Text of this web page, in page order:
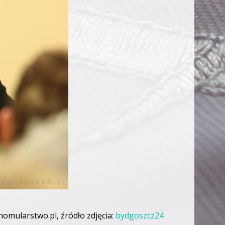
źródło zdjęcia: bydgoszcz24